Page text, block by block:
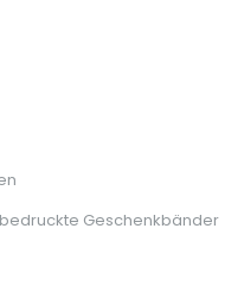
Geschenkbänder